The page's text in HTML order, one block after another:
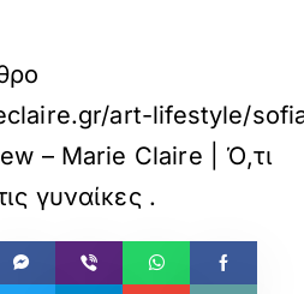
art-lifestyle/
– Marie Claire | Ό,τι
γυναίκες.